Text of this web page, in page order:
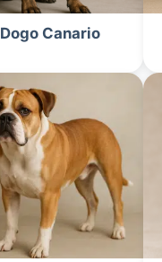
Dogo Canario